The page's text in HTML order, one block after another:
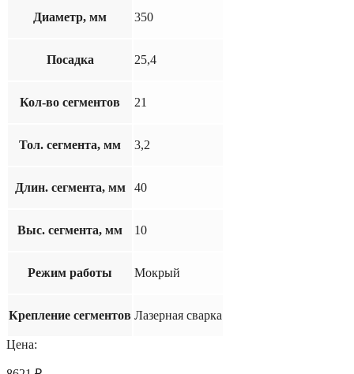
Диаметр, мм 350
Посадка 25,4
Кол-во сегментов 21
Тол. сегмента, мм 3,2
Длин. сегмента, мм 40
Выс. сегмента, мм 10
Режим работы Мокрый
Крепление сегментов Лазерная сварка
Цена: